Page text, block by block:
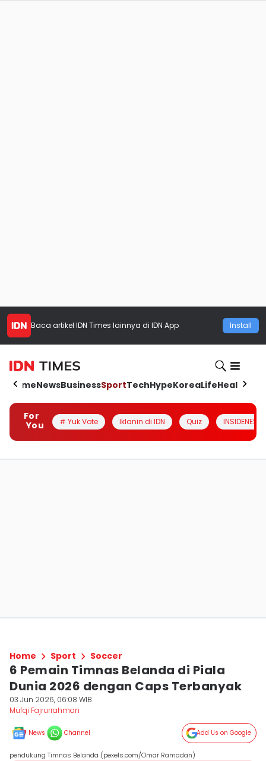
Baca artikel IDN Times lainnya di IDN App Install
HomeNewsBusinessSportTechHypeKoreaLifeHealth
For
You
# Yuk Vote Iklanin di IDN Quiz INSIDENESIA
Home Sport Soccer
6 Pemain Timnas Belanda di Piala
Dunia 2026 dengan Caps Terbanyak
03 Jun 2026, 06:08 WIB
Mufqi Fajrurrahman
News Channel Add Us on Google
pendukung Timnas Belanda (pexels.com/Omar Ramadan)